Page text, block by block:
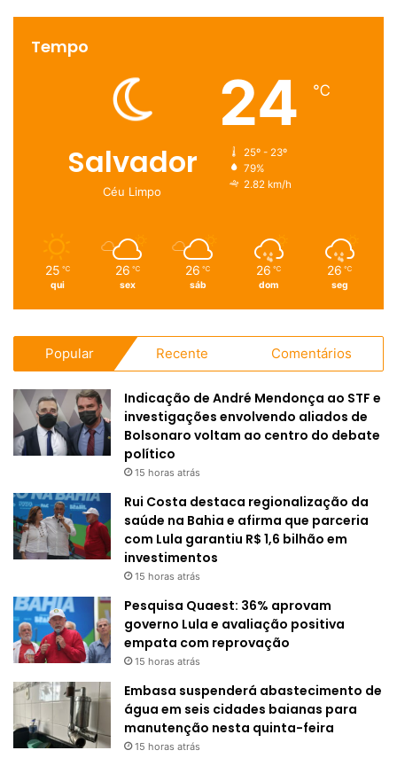
Tempo
Salvador
Céu Limpo
24 ℃
25º - 23º
79%
2.82 km/h
25 ℃
qui
26 ℃
sex
26 ℃
sáb
26 ℃
dom
26 ℃
seg
Popular Recente Comentários
Indicação de André Mendonça ao STF e
investigações envolvendo aliados de
Bolsonaro voltam ao centro do debate
político
15 horas atrás
Rui Costa destaca regionalização da
saúde na Bahia e afirma que parceria
com Lula garantiu R$ 1,6 bilhão em
investimentos
15 horas atrás
Pesquisa Quaest: 36% aprovam
governo Lula e avaliação positiva
empata com reprovação
15 horas atrás
Embasa suspenderá abastecimento de
água em seis cidades baianas para
manutenção nesta quinta-feira
15 horas atrás